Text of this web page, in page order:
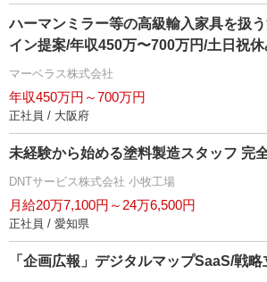
ハーマンミラー等の高級輸入家具を扱
イン提案/年収450万〜700万円/土日祝休
マーベラス株式会社
年収450万円～700万円
正社員 / 大阪府
未経験から始める塗料製造スタッフ 完
DNTサービス株式会社 小牧工場
月給20万7,100円～24万6,500円
正社員 / 愛知県
「企画広報」デジタルマップSaaS/戦